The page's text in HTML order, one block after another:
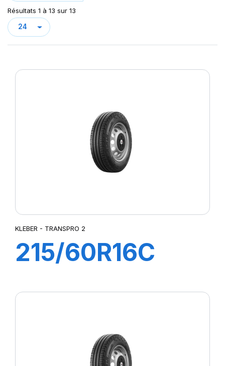
Résultats 1 à 13 sur 13
KLEBER - TRANSPRO 2
215/60R16C